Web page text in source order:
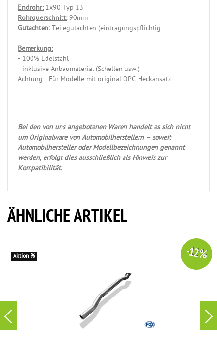
Endrohr:1x90 Typ 13
Rohrquerschnitt:90mm
Gutachten:Teilegutachten (eintragungspflichtig
Bemerkung:
- 100% Edelstahl
- inklusive Anbaumaterial (Schellen usw.)
Achtung - Für Modelle mit original OPC-Heckansatz
Bei den von uns angebotenen Waren handelt es sich nicht
um Originalware von Automobilherstellern – soweit
Automobilhersteller oder Modellbezeichnungen genannt
werden, erfolgt dies ausschließlich als Hinweis zur
Kompatibilität.
ÄHNLICHE ARTIKEL
-12 %
Aktion %